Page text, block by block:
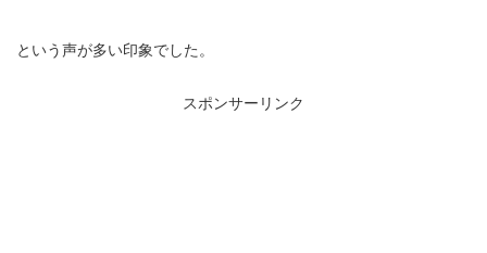
という声が多い印象でした。
スポンサーリンク